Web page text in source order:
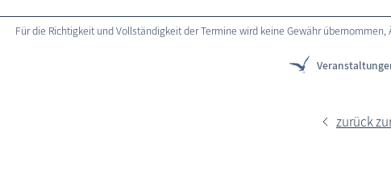
Für die Richtigkeit und Vollständigkeit der Termine wird keine Gewähr übernommen,
zurück